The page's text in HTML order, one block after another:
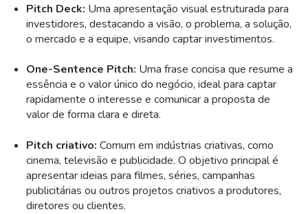
Pitch Deck: Uma apresentação visual estruturada para
investidores, destacando a visão, o problema, a solução,
o mercado e a equipe, visando captar investimentos.
One-Sentence Pitch: Uma frase concisa que resume a
essência e o valor único do negócio, ideal para captar
rapidamente o interesse e comunicar a proposta de
valor de forma clara e direta.
Pitch criativo: Comum em indústrias criativas, como
cinema, televisão e publicidade. O objetivo principal é
apresentar ideias para filmes, séries, campanhas
publicitárias ou outros projetos criativos a produtores,
diretores ou clientes.